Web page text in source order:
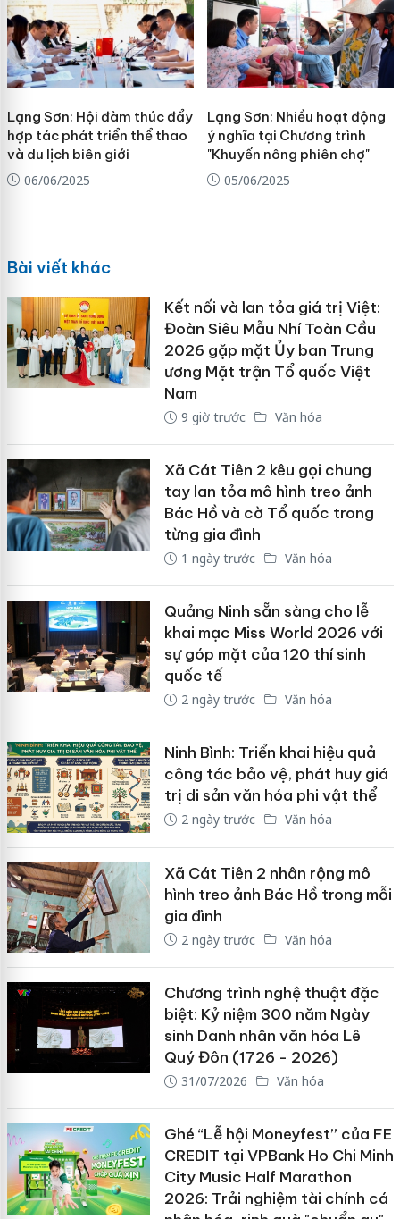
Lạng Sơn: Hội đàm thúc đẩy
hợp tác phát triển thể thao
và du lịch biên giới
06/06/2025
Lạng Sơn: Nhiều hoạt động
ý nghĩa tại Chương trình
"Khuyến nông phiên chợ"
05/06/2025
Bài viết khác
Kết nối và lan tỏa giá trị Việt:
Đoàn Siêu Mẫu Nhí Toàn Cầu
2026 gặp mặt Ủy ban Trung
ương Mặt trận Tổ quốc Việt
Nam
9 giờ trước Văn hóa
Xã Cát Tiên 2 kêu gọi chung
tay lan tỏa mô hình treo ảnh
Bác Hồ và cờ Tổ quốc trong
từng gia đình
1 ngày trước Văn hóa
Quảng Ninh sẵn sàng cho lễ
khai mạc Miss World 2026 với
sự góp mặt của 120 thí sinh
quốc tế
2 ngày trước Văn hóa
Ninh Bình: Triển khai hiệu quả
công tác bảo vệ, phát huy giá
trị di sản văn hóa phi vật thể
2 ngày trước Văn hóa
Xã Cát Tiên 2 nhân rộng mô
hình treo ảnh Bác Hồ trong mỗi
gia đình
2 ngày trước Văn hóa
Chương trình nghệ thuật đặc
biệt: Kỷ niệm 300 năm Ngày
sinh Danh nhân văn hóa Lê
Quý Đôn (1726 - 2026)
31/07/2026 Văn hóa
Ghé “Lễ hội Moneyfest” của FE
CREDIT tại VPBank Ho Chi Minh
City Music Half Marathon
2026: Trải nghiệm tài chính cá